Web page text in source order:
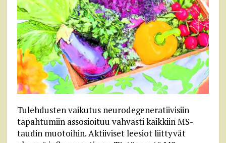
Tulehdusten vaikutus neurodegeneratiivisiin
tapahtumiin assosioituu vahvasti kaikkiin MS-
taudin muotoihin. Aktiiviset leesiot liittyvät